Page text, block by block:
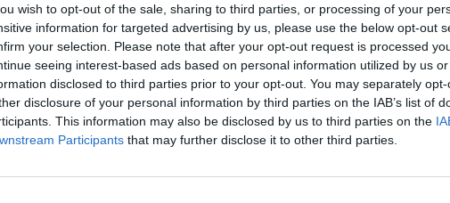
wish to opt-out of the sale, sharing to third parties, or processing of your
information for targeted advertising by us, please use the below opt-out
your selection. Please note that after your opt-out request is processed
seeing interest-based ads based on personal information utilized by us
disclosed to third parties prior to your opt-out. You may separately
disclosure of your personal information by third parties on the IAB’s list of
This information may also be disclosed by us to third parties on the
Participants that may further disclose it to other third parties.